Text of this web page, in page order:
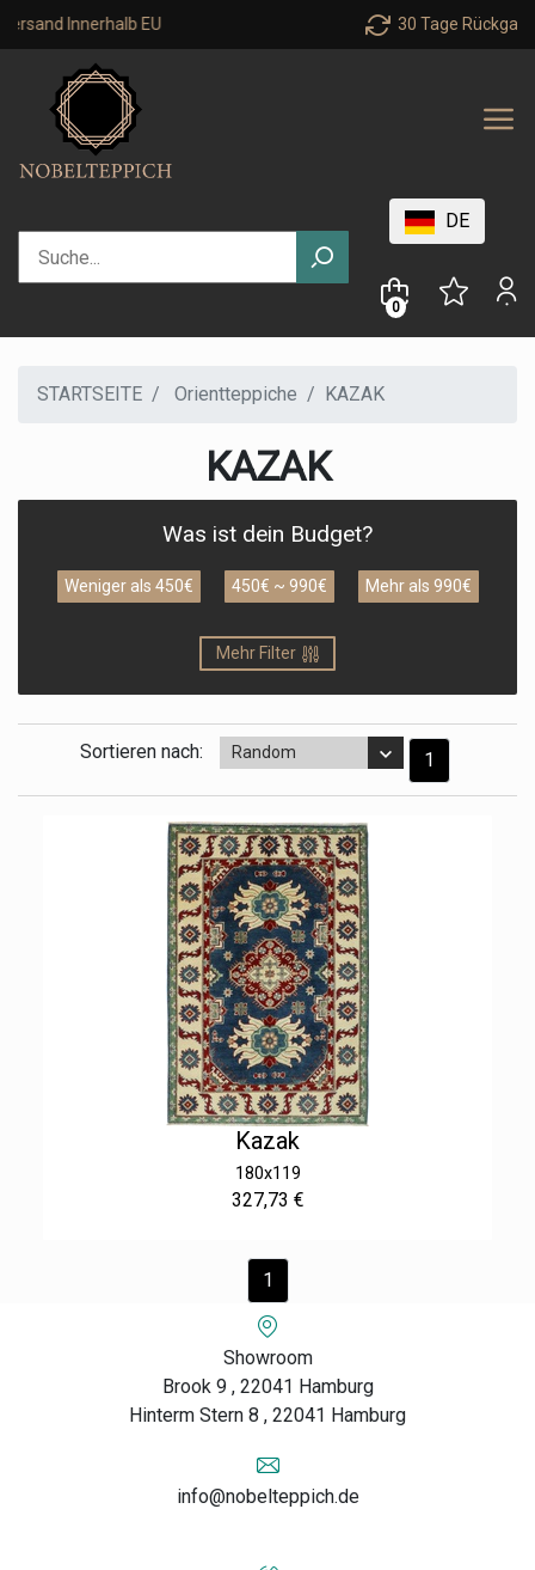
EU 30 Tage Rückgaberecht
DE
0
STARTSEITE Orientteppiche KAZAK
KAZAK
Was ist dein Budget?
Weniger als 450€ 450€ ~ 990€ Mehr als 990€
Mehr Filter
Sortieren nach: Random 1
Kazak
180x119
327,73 €
1
Showroom
Brook 9 , 22041 Hamburg
Hinterm Stern 8 , 22041 Hamburg
info@nobelteppich.de